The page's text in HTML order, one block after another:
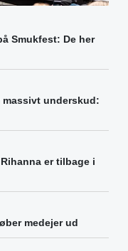
Smukfest: De her
underskud:
er tilbage i
medejer ud